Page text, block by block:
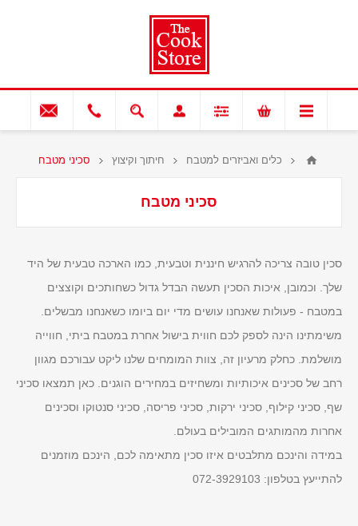
כלים ואביזרים למטבח חיתוך וקיצוץ סכיני מטבח
סכיני מטבח
סכין טובה צריכה להרגיש חיננית וטבעית, כמו הארכה טבעית של היד
שלך. וכמובן, איכות הסכין תעשה הבדל גדול כשחותכים וקוצצים
במטבח - פעולות שאנחנו עושים מדי יום ביומו כשאנחנו מבשלים.
משימתינו הינה לספק לכם חווית בישול אחרת במטבח ביתי, חווייה
מושלמת. כחלק מרעיון זה, צוות המומחים שלנו ליקט עבורכם מגוון
רחב של סכינים איכותיות ומשחיזים במחירים הוגנים. כאן תמצאו סכיני
שף, סכיני קילוף, סכיני ירקות, סכיני פריסה, סכיני סנטוקו וסכינים
אחרות מהמותגים המובילים בעולם.
במידה והינכם מתלבטים איזו סכין מתאימה לכם, הינכם מוזמנים
להתייעץ בטלפון: 072-3929103